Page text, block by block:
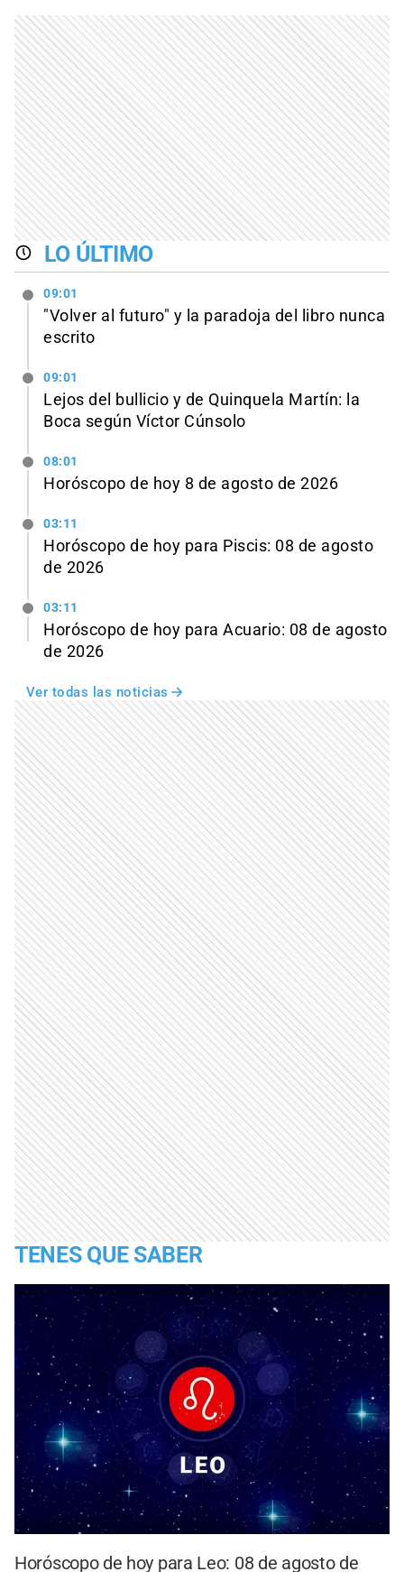
LO ÚLTIMO
09:01
"Volver al futuro" y la paradoja del libro nunca
escrito
09:01
Lejos del bullicio y de Quinquela Martín: la
Boca según Víctor Cúnsolo
08:01
Horóscopo de hoy 8 de agosto de 2026
03:11
Horóscopo de hoy para Piscis: 08 de agosto
de 2026
03:11
Horóscopo de hoy para Acuario: 08 de agosto
de 2026
Ver todas las noticias
TENES QUE SABER
Horóscopo de hoy para Leo: 08 de agosto de